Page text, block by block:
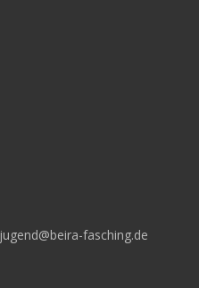
jugend@beira-fasching.de